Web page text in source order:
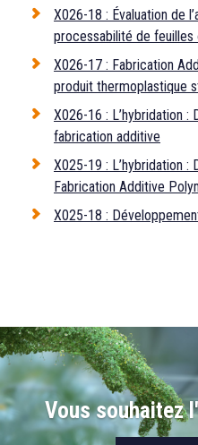
X026-18 : Évaluation de
processabilité de
X026-17 : Fabrication
produit thermoplastique
X026-16 : L’hybridation
fabrication additive
X025-19 : L’hybridation
Fabrication Additive
X025-18 :
Vous souhaitez